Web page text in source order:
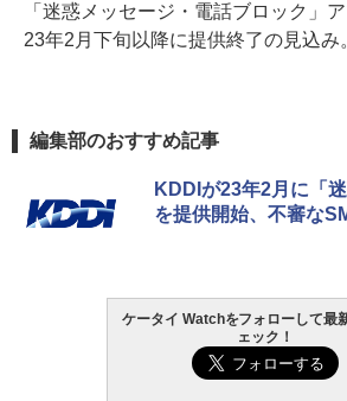
「迷惑メッセージ・電話ブロック」
23年2月下旬以降に提供終了の見込み
編集部のおすすめ記事
KDDIが23年2月に「
を提供開始、不審な
ケータイ Watchをフォローして最
ェック！